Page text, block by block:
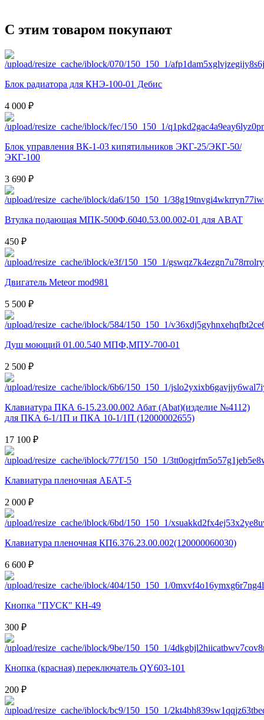
С этим товаром покупают
Блок радиатора для КНЭ-100-01 Дебис
4 000 ₽
Блок управления ВК-1-03 кипятильников ЭКГ-25/ЭКГ-50/
ЭКГ-100
3 690 ₽
Втулка подающая МПК-500Ф.6040.53.00.002-01 для ABAT
450 ₽
Двигатель Meteor mod981
5 500 ₽
Душ моющий 01.00.540 МПФ,МПУ-700-01
2 500 ₽
Клавиатура ПКА 6-15.23.00.002 Абат (Abat)(изделие №4112)
для ПКА 6-1/1П и ПКА 10-1/1П (12000002655)
17 100 ₽
Клавиатура пленочная АБАТ-5
2 000 ₽
Клавиатура пленочная КП6.376.23.00.002(120000060030)
6 600 ₽
Кнопка "ПУСК" КН-49
300 ₽
Кнопка (красная) переключатель QY603-101
200 ₽